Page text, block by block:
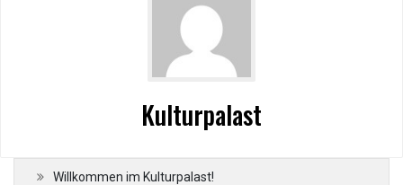
Kulturpalast
Willkommen im Kulturpalast!